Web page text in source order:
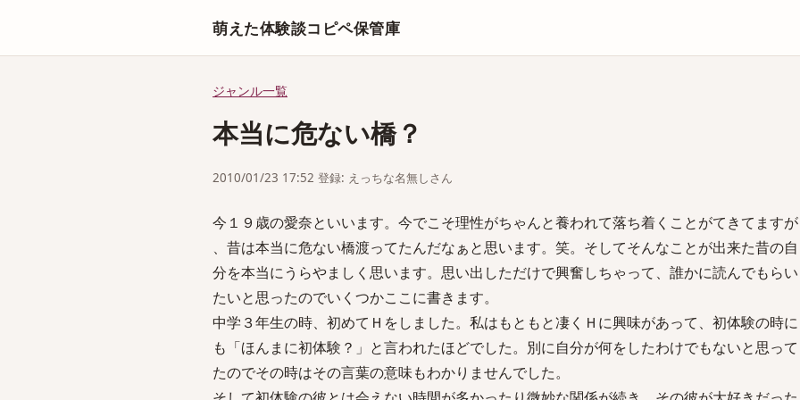
萌えた体験談コピペ保管庫
ジャンル一覧
本当に危ない橋？
2010/01/23 17:52 登録: えっちな名無しさん
今１９歳の愛奈といいます。今でこそ理性がちゃんと養われて落ち着くことがてきてますが
、昔は本当に危ない橋渡ってたんだなぁと思います。笑。そしてそんなことが出来た昔の自
分を本当にうらやましく思います。思い出しただけで興奮しちゃって、誰かに読んでもらい
たいと思ったのでいくつかここに書きます。
中学３年生の時、初めてＨをしました。私はもともと凄くＨに興味があって、初体験の時に
も「ほんまに初体験？」と言われたほどでした。別に自分が何をしたわけでもないと思って
たのでその時はその言葉の意味もわかりませんでした。